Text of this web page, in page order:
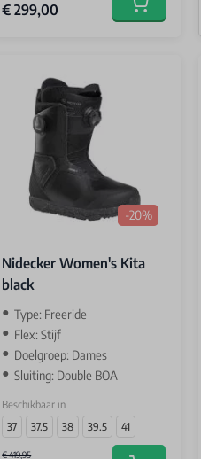
€ 299,00 Add to cart
-20%
Nidecker Women's Kita
black
Type: Freeride
Flex: Stijf
Doelgroep: Dames
Sluiting: Double BOA
Beschikbaar in
37
37.5 38 39.5 41
€ 419,95